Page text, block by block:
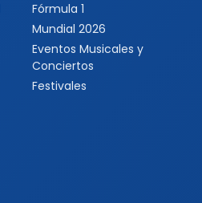
Fórmula 1
Mundial 2026
Eventos Musicales y
Conciertos
Festivales